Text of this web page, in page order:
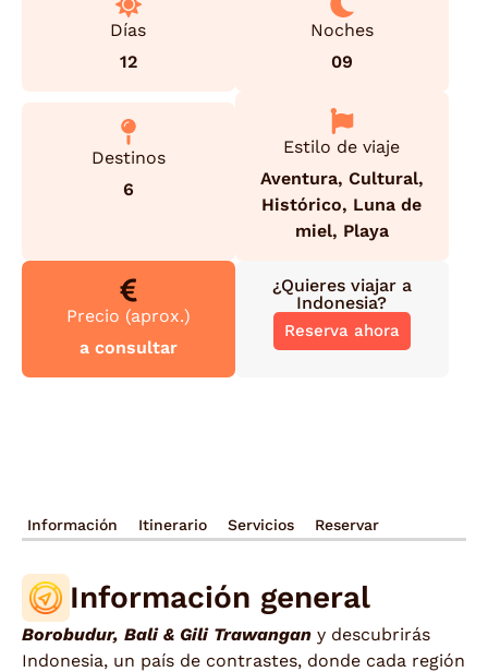
Días
12
Noches
09
Destinos
6
Estilo de viaje
Aventura, Cultural,
Histórico, Luna de
miel, Playa
Precio (aprox.)
a consultar
¿Quieres viajar a
Indonesia?
Reserva ahora
Información Itinerario Servicios Reservar
Información general
Borobudur, Bali & Gili Trawangan y descubrirás
Indonesia, un país de contrastes, donde cada región